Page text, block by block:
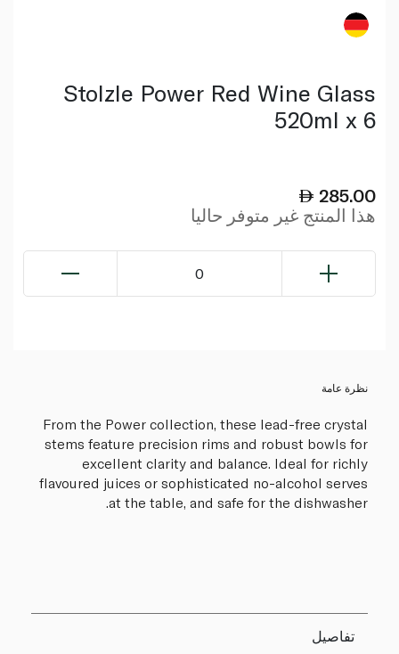
Stolzle Power Red Wine Glass
520ml x 6
285.00
هذا المنتج غير متوفر حاليا
0
نظرة عامة
From the Power collection, these lead-free crystal
stems feature precision rims and robust bowls for
excellent clarity and balance. Ideal for richly
flavoured juices or sophisticated no-alcohol serves
at the table, and safe for the dishwasher.
تفاصيل